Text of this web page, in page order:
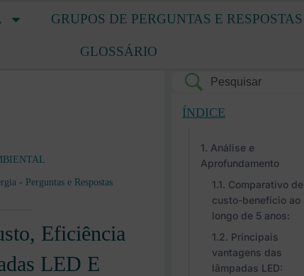
GRUPOS DE PERGUNTAS E RESPOSTAS
GLOSSÁRIO
- Perguntas e Respostas
Eficiência
LED E
ÍNDICE
Análise e
Aprofundamento
Comparativo de
custo-benefício ao
longo de 5 anos:
Principais
vantagens das
lâmpadas LED: